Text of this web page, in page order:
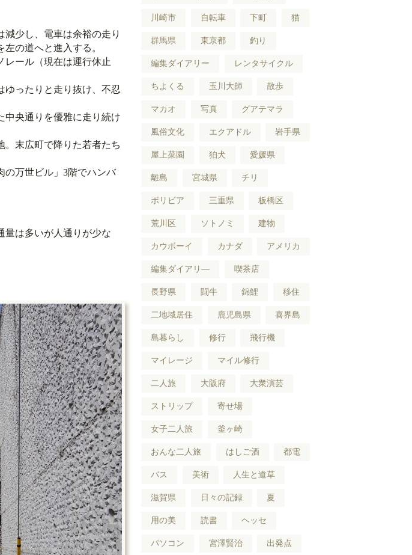
少し、電車は余裕の走り
の道へと進入する。
ール（現在は運行休止
ったりと走り抜け、不忍
央通りを優雅に走り続け
末広町で降りた若者たち
万世ビル」3階でハンバ
は多いが人通りが少な
川崎市 自転車 下町 猫
群馬県 東京都 釣り
編集ダイアリー レンタサイクル
ちよくる 玉川大師 散歩
マカオ 写真 グアテマラ
風俗文化 エクアドル 岩手県
屋上菜園 狛犬 愛媛県
離島 宮城県 チリ
ボリビア 三重県 板橋区
荒川区 ソトノミ 建物
カウボーイ カナダ アメリカ
編集ダイアリ― 喫茶店
長野県 闘牛 錦鯉 移住
二地域居住 鹿児島県 喜界島
島暮らし 修行 飛行機
マイレージ マイル修行
二人旅 大阪府 大衆演芸
ストリップ 寄せ場
女子二人旅 釜ヶ崎
おんな二人旅 はしご酒 都電
バス 美術 人生と道草
滋賀県 日々の記録 夏
用の美 読書 ヘッセ
パソコン 宮澤賢治 出発点